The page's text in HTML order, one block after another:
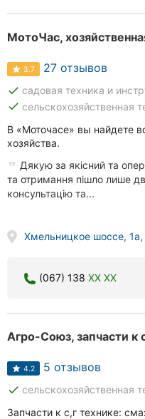
МотоЧас,
3.7 27 отзывов
done садовая техника и
done сельскохозяйственная
В «Моточасе» вы найдете
хозяйства.
Дякую за якісний та
та отримання пішло лише
консультацію та...
Хмельницкое шоссе,
(067) 138 XX XX
Агро-Союз, запчасти к
4.2 5 отзывов
done сельскохозяйственная
Запчасти к с,г технике: